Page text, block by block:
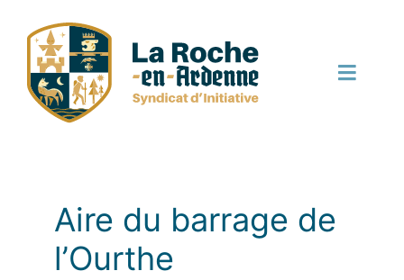
contenu
Toggle
Bouger
Manger
Aire du barrage de
l’Ourthe